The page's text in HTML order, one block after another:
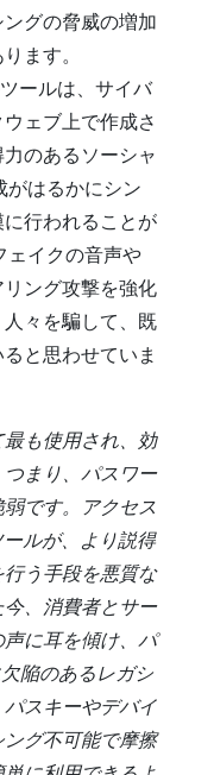
グの脅威の増加
ます。
ールは、サイバ
ェブ上で作成さ
のあるソーシャ
がはるかにシン
行われることが
ェイクの音声や
ング攻撃を強化
々を騙して、既
と思わせていま
最も使用され、効
まり、パスワー
です。アクセス
ルが、より説得
う手段を悪質な
、消費者とサー
に耳を傾け、パ
陥のあるレガシ
スキーやデバイ
グ不可能で摩擦